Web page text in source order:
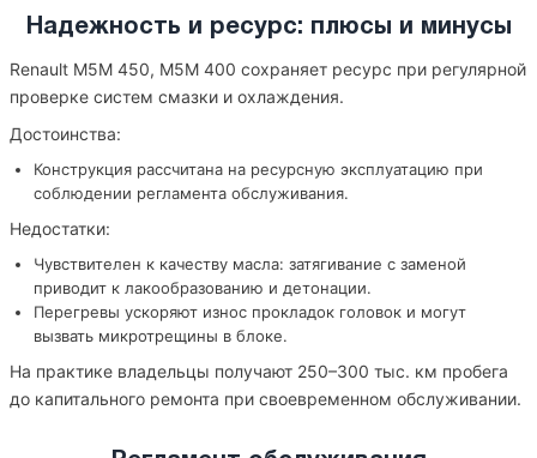
Надежность и ресурс: плюсы и минусы
Renault M5M 450, M5M 400 сохраняет ресурс при регулярной
проверке систем смазки и охлаждения.
Достоинства:
Конструкция рассчитана на ресурсную эксплуатацию при
соблюдении регламента обслуживания.
Недостатки:
Чувствителен к качеству масла: затягивание с заменой
приводит к лакообразованию и детонации.
Перегревы ускоряют износ прокладок головок и могут
вызвать микротрещины в блоке.
На практике владельцы получают 250–300 тыс. км пробега
до капитального ремонта при своевременном обслуживании.